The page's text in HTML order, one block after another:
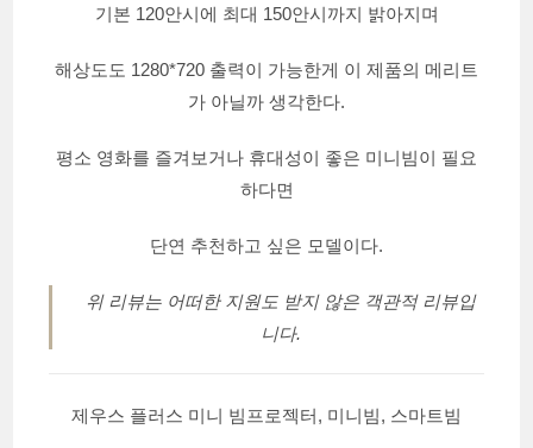
기본 120안시에 최대 150안시까지 밝아지며
해상도도 1280*720 출력이 가능한게 이 제품의 메리트
가 아닐까 생각한다.
평소 영화를 즐겨보거나 휴대성이 좋은 미니빔이 필요
하다면
단연 추천하고 싶은 모델이다.
위 리뷰는 어떠한 지원도 받지 않은 객관적 리뷰입
니다.
제우스 플러스 미니 빔프로젝터, 미니빔, 스마트빔